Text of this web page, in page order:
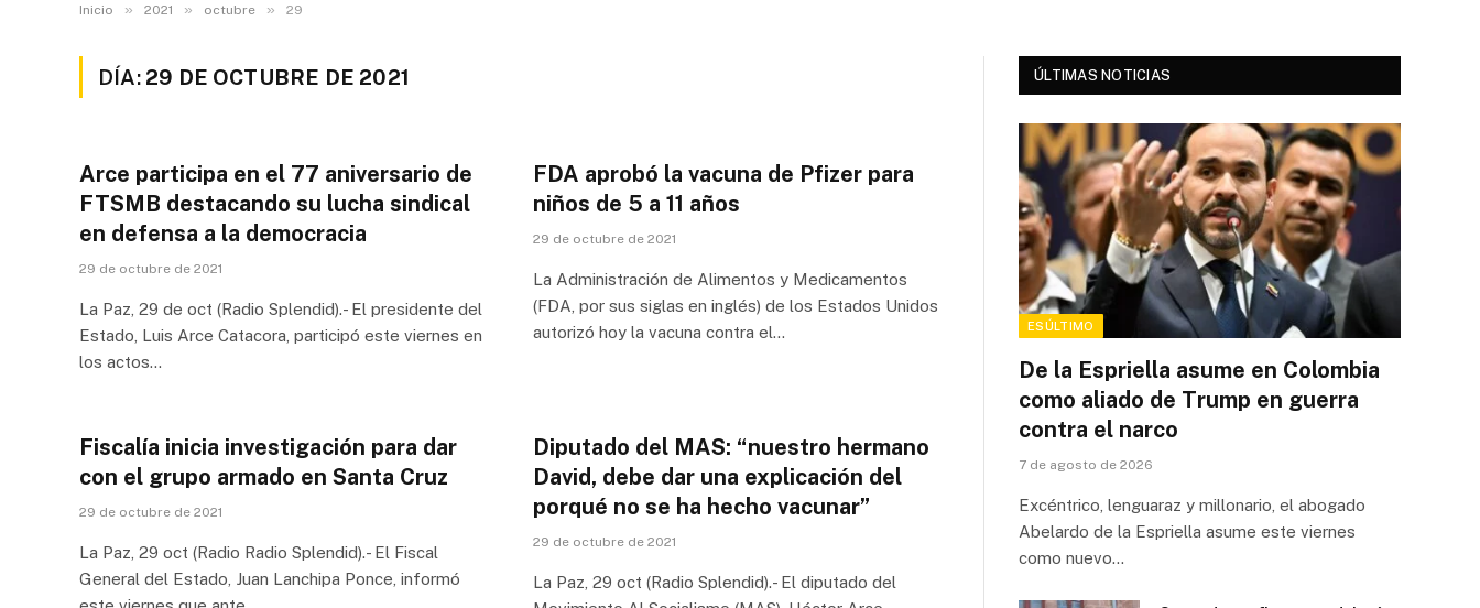
Inicio » 2021 » octubre » 29
DÍA: 29 DE OCTUBRE DE 2021
Arce participa en el 77 aniversario de
FTSMB destacando su lucha sindical
en defensa a la democracia
29 de octubre de 2021
La Paz, 29 de oct (Radio Splendid).- El presidente del
Estado, Luis Arce Catacora, participó este viernes en
los actos…
FDA aprobó la vacuna de Pfizer para
niños de 5 a 11 años
29 de octubre de 2021
La Administración de Alimentos y Medicamentos
(FDA, por sus siglas en inglés) de los Estados Unidos
autorizó hoy la vacuna contra el…
Fiscalía inicia investigación para dar
con el grupo armado en Santa Cruz
29 de octubre de 2021
La Paz, 29 oct (Radio Radio Splendid).- El Fiscal
General del Estado, Juan Lanchipa Ponce, informó
Diputado del MAS: “nuestro hermano
David, debe dar una explicación del
porqué no se ha hecho vacunar”
29 de octubre de 2021
La Paz, 29 oct (Radio Splendid).- El diputado del
ÚLTIMAS NOTICIAS
ESÚLTIMO
De la Espriella asume en Colombia
como aliado de Trump en guerra
contra el narco
7 de agosto de 2026
Excéntrico, lenguaraz y millonario, el abogado
Abelardo de la Espriella asume este viernes
como nuevo…